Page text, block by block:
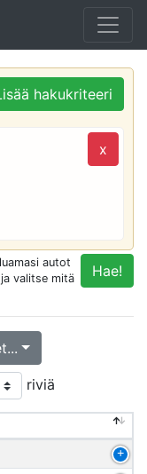
hakukriteeri
x
Hae!
autot
valitse mitä
riviä